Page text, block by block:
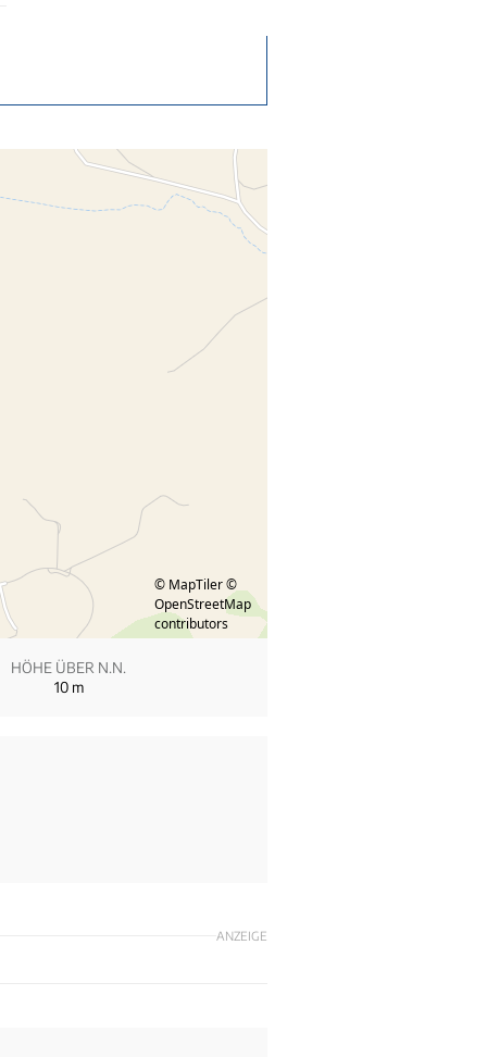
© MapTiler ©
OpenStreetMap
contributors
HÖHE ÜBER N.N.
10m
ANZEIGE